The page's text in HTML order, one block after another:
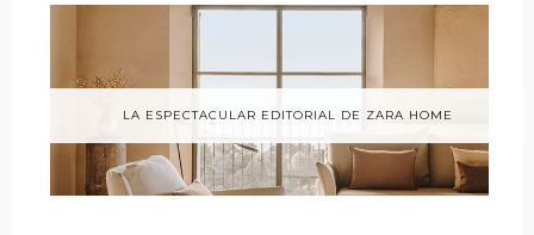
LA ESPECTACULAR EDITORIAL DE ZARA HOME